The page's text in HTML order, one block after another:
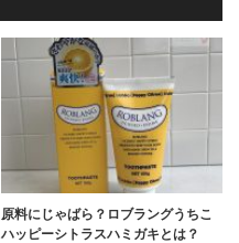
原料にじゃばら？ロブラングうちこ
ハッピーシトラスハミガキとは？